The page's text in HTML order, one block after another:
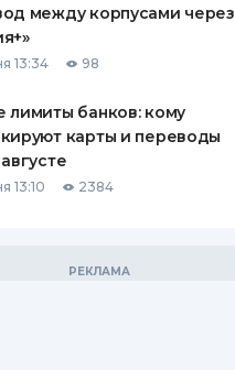
между корпусами через
13:34 98
лимиты банков: кому
карты и переводы
13:10 2384